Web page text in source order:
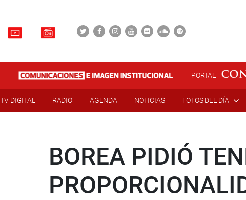
PORTAL
TV DIGITAL RADIO AGENDA NOTICIAS FOTOS DEL DÍA
BOREA PIDIÓ